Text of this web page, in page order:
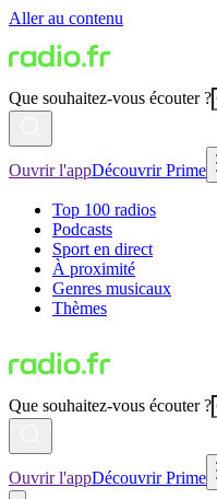
Aller au contenu
Que souhaitez-vous écouter ?
Ouvrir l'appDécouvrir Prime
Top 100 radios
Podcasts
Sport en direct
À proximité
Genres musicaux
Thèmes
Que souhaitez-vous écouter ?
Ouvrir l'appDécouvrir Prime